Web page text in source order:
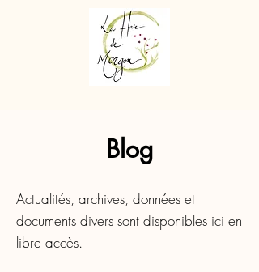
Blog
Actualités, archives, données et
documents divers sont disponibles ici en
libre accès.